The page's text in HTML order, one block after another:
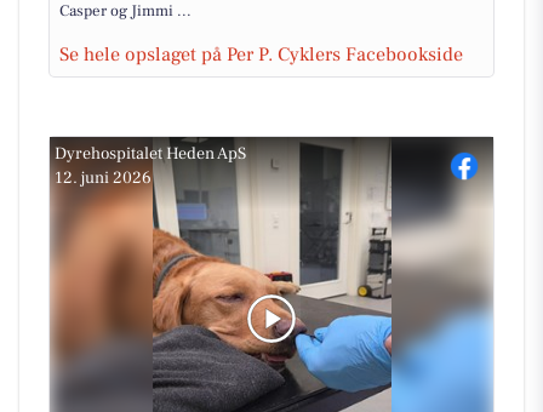
Casper og Jimmi ...
Se hele opslaget på Per P. Cyklers Facebookside
Dyrehospitalet Heden ApS
12. juni 2026